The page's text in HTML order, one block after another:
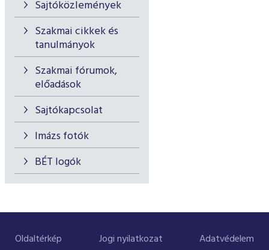
Sajtóközlemények
Szakmai cikkek és
tanulmányok
Szakmai fórumok,
előadások
Sajtókapcsolat
Imázs fotók
BÉT logók
Oldaltérkép Jogi nyilatkozat Adatvédelem